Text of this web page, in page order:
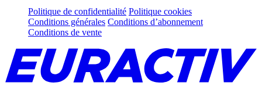
Politique de confidentialité Politique cookies
Conditions générales Conditions d’abonnement
Conditions de vente